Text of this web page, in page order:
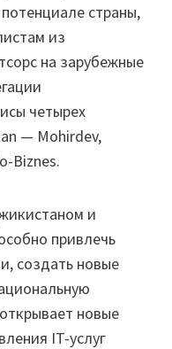
страны,
из
на зарубежные
четырех
— Mohirdev,
Biznes.
и
привлечь
создать новые
новые
IT-услуг